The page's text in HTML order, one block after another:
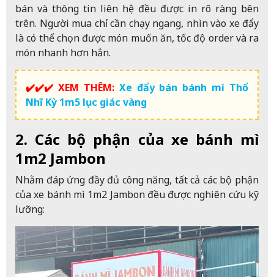
bán và thông tin liên hệ đều được in rõ ràng bên
trên. Người mua chỉ cần chạy ngang, nhìn vào xe đẩy
là có thể chọn được món muốn ăn, tốc độ order và ra
món nhanh hơn hẳn.
✔️✔️✔️ XEM THÊM: Xe đẩy bán bánh mì Thổ
Nhĩ Kỳ 1m5 lục giác vàng
2. Các bộ phận của xe bánh mì
1m2 Jambon
Nhằm đáp ứng đầy đủ công năng, tất cả các bộ phận
của xe bánh mì 1m2 Jambon đều được nghiên cứu kỹ
lưỡng: